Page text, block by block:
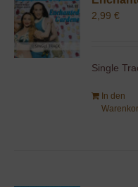
2,99€
Single
In den